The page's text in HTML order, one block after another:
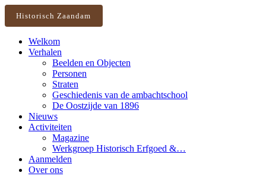
Historisch Zaandam
Welkom
Verhalen
Beelden en Objecten
Personen
Straten
Geschiedenis van de ambachtschool
De Oostzijde van 1896
Nieuws
Activiteiten
Magazine
Werkgroep Historisch Erfgoed &…
Aanmelden
Over ons